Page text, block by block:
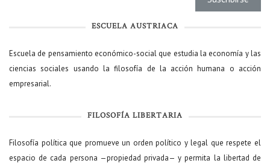
ESCUELA AUSTRIACA
Escuela de pensamiento económico-social que estudia la economía y las
ciencias sociales usando la filosofía de la acción humana o acción
empresarial.
FILOSOFÍA LIBERTARIA
Filosofía política que promueve un orden político y legal que respete el
espacio de cada persona —propiedad privada— y permita la libertad de